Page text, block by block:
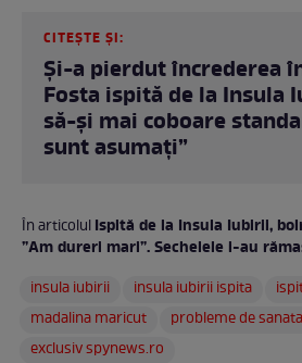
CITEȘTE ȘI:
Și-a pierdut încrederea
Fosta ispită de la Insula
să-și mai coboare
sunt asumați”
În articolulIspită de la Insula Iubirii,
”Am dureri mari”. Sechelele i-au
insula iubirii
insula iubirii ispita
madalina maricut
probleme de
exclusiv spynews.ro